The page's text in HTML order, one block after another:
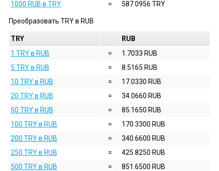
1000 RUB в TRY
= 587.0956 TRY
Преобразовать TRYв RUB
TRY
RUB
1 TRY в RUB
=
1.7033 RUB
5 TRY в RUB
=
8.5165 RUB
10 TRY в RUB
=
17.0330 RUB
20 TRY в RUB
=
34.0660 RUB
50 TRY в RUB
=
85.1650 RUB
100 TRY в RUB
=
170.3300 RUB
200 TRY в RUB
=
340.6600 RUB
250 TRY в RUB
=
425.8250 RUB
500 TRY в RUB
=
851.6500 RUB